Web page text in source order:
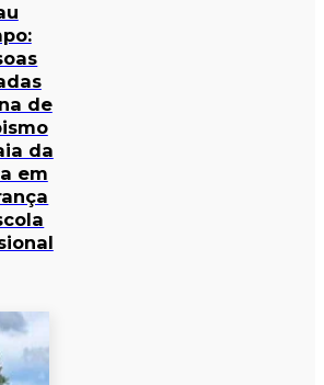
de
da
em